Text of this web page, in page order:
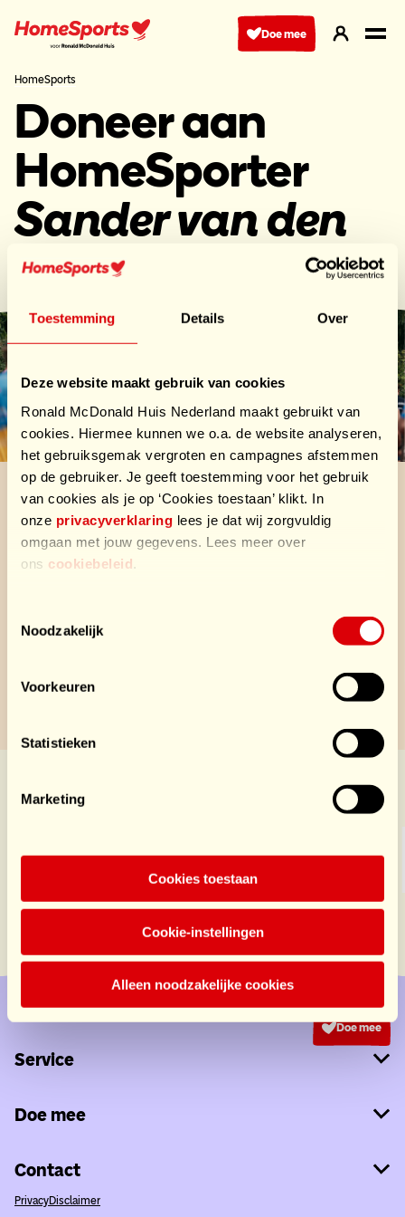
Toestemming Details Over
Deze website maakt gebruik van cookies
Ronald McDonald Huis Nederland maakt gebruikt van
cookies. Hiermee kunnen we o.a. de website analyseren,
het gebruiksgemak vergroten en campagnes afstemmen
op de gebruiker. Je geeft toestemming voor het gebruik
van cookies als je op ‘Cookies toestaan’ klikt. In
onze privacyverklaring lees je dat wij zorgvuldig
omgaan met jouw gegevens. Lees meer over
ons cookiebeleid
Noodzakelijk
Voorkeuren
Statistieken
Marketing
Cookies toestaan
Cookie-instellingen
Alleen noodzakelijke cookies
naar
hoofdnavigatie
Doe mee
HomeSports
Doneer aan
HomeSporter
Sander van den
Brandt
Door een team(lid) of het peloton te sponsoren, zorg je
ervoor dat zieke en zorgintensieve kinderen hun
familie altijd dichtbij hebben. Dank voor jouw donatie!
Team
Sponsors HomeSports
Doe mee
Contact
PrivacyDisclaimer
Service
Doe mee